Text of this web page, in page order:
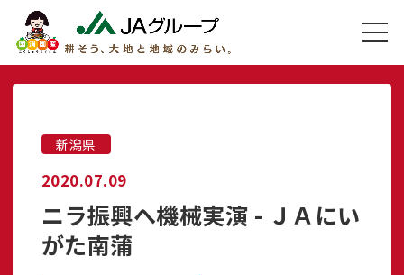
新潟県
2020.07.09
ニラ振興へ機械実演 - ＪＡにい
がた南蒲